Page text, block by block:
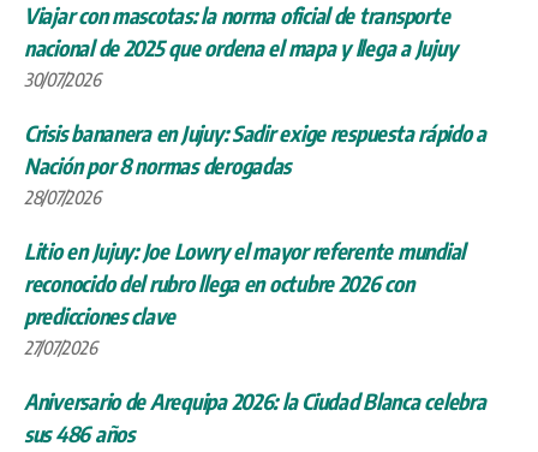
Viajar con mascotas: la norma oficial de transporte
nacional de 2025 que ordena el mapa y llega a Jujuy
30/07/2026
Crisis bananera en Jujuy: Sadir exige respuesta rápido a
Nación por 8 normas derogadas
28/07/2026
Litio en Jujuy: Joe Lowry el mayor referente mundial
reconocido del rubro llega en octubre 2026 con
predicciones clave
27/07/2026
Aniversario de Arequipa 2026: la Ciudad Blanca celebra
sus 486 años